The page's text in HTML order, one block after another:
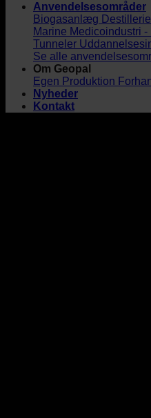
Anvendelsesområder
Biogasanlæg
Marine Medicoindustri
Tunneler
Se alle
Om Geopal
Egen Produktion
Nyheder
Kontakt